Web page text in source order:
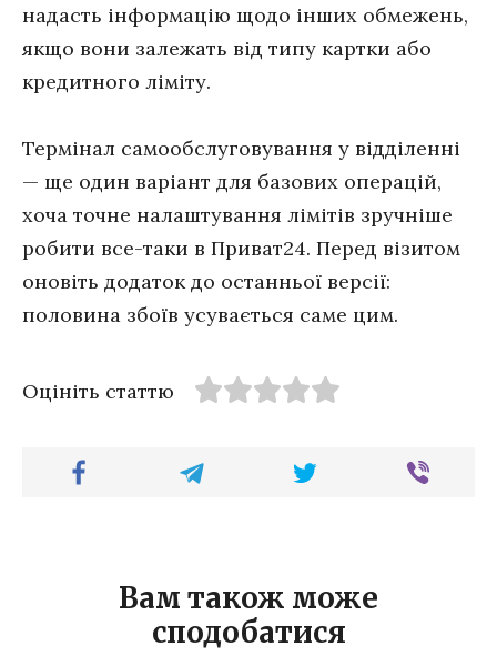
надасть інформацію щодо інших обмежень,
якщо вони залежать від типу картки або
кредитного ліміту.
Термінал самообслуговування у відділенні
— ще один варіант для базових операцій,
хоча точне налаштування лімітів зручніше
робити все-таки в Приват24. Перед візитом
оновіть додаток до останньої версії:
половина збоїв усувається саме цим.
Оцініть статтю
Вам також може
сподобатися